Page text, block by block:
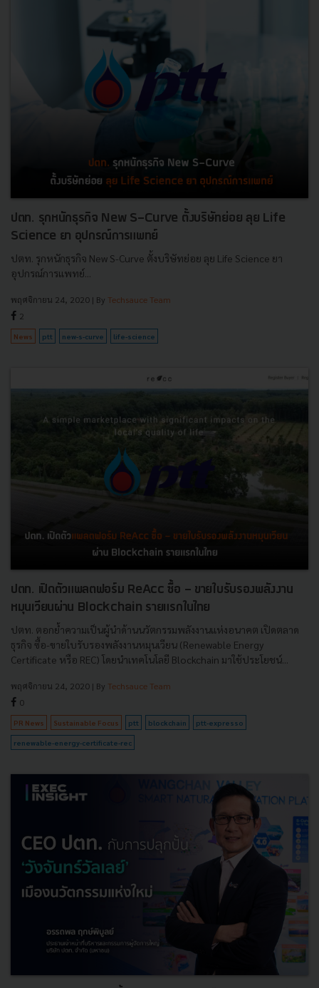
ปตท. รุกหนักธุรกิจ New S-Curve ตั้งบริษัทย่อย ลุย Life
Science ยา อุปกรณ์การแพทย์
ปตท. รุกหนักธุรกิจ New S-Curve ตั้งบริษัทย่อย ลุย Life Science ยา
อุปกรณ์การแพทย์...
พฤศจิกายน 24, 2020 | By Techsauce Team
2
News ptt new-s-curve life-science
ปตท. เปิดตัวแพลตฟอร์ม ReAcc ซื้อ - ขายใบรับรองพลังงาน
หมุนเวียนผ่าน Blockchain รายแรกในไทย
ปตท. ตอกย้ำความเป็นผู้นำด้านนวัตกรรมพลังงานแห่งอนาคต เปิดตลาด
ธุรกิจ ซื้อ-ขายใบรับรองพลังงานหมุนเวียน (Renewable Energy
Certificate หรือ REC) โดยนำเทคโนโลยี Blockchain มาใช้ประโยชน์...
พฤศจิกายน 24, 2020 | By Techsauce Team
0
PR News Sustainable Focus ptt blockchain ptt-expresso
renewable-energy-certificate-rec